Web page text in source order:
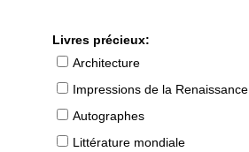
Livres précieux:
Architecture
Impressions de la Renaissance
Autographes
Littérature mondiale